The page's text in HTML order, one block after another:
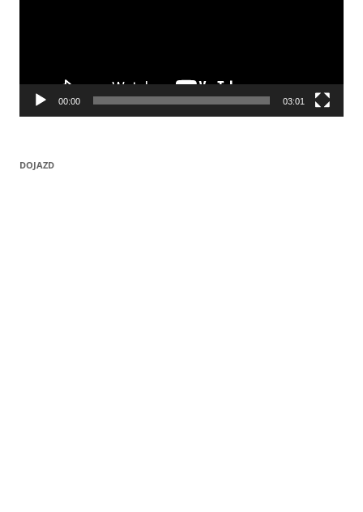
00:00 03:01
DOJAZD